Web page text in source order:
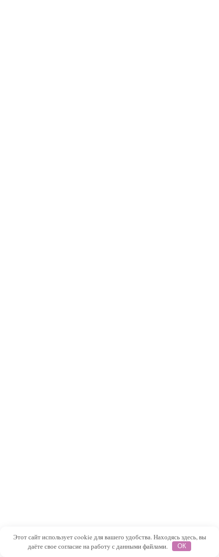
Этот сайт использует cookie для вашего удобства. Находясь здесь, вы
даёте свое согласие на работу с данными файлами.
ОК